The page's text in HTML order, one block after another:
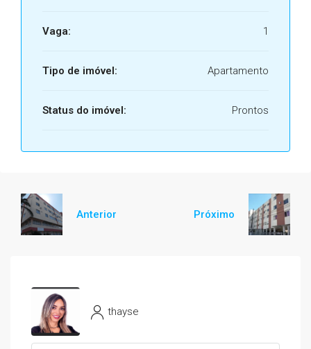
Vaga: 1
Tipo de imóvel: Apartamento
Status do imóvel: Prontos
Anterior Próximo
thayse